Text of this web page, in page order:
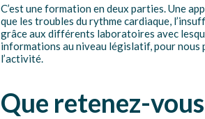
C’est une formation en deux parties. Une
que les troubles du rythme cardiaque,
grâce aux différents laboratoires avec
informations au niveau législatif, pour nous
l’activité.
Que retenez-